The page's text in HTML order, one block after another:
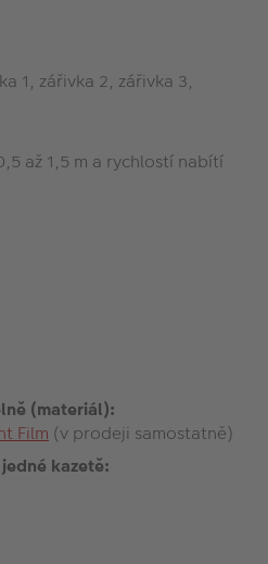
1, zářivka 2, zářivka 3,
až 1,5 m a rychlostí nabítí
(materiál):
Film (v prodeji samostatně)
kazetě: